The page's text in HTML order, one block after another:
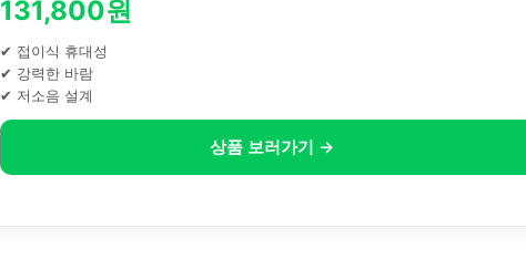
131,800원
✔ 접이식 휴대성
✔ 강력한 바람
✔ 저소음 설계
상품 보러가기 →